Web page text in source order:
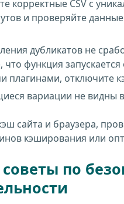
корректные CSV с
и проверяйте
дубликатов не
что функция
плагинами, отключите
вариации не видны
сайта и браузера,
кэширования или
по